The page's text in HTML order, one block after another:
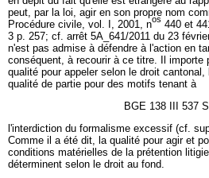
peut, par la loi, agir en son propre nom
Procédure civile, vol. I, 2001, nos 440 et
3 p. 257; cf. arrêt 5A_641/2011 du 23
n'est pas admise à défendre à l'action en
conséquent, à recourir à ce titre. Il importe
qualité pour appeler selon le droit
qualité de partie pour des motifs tenant à
BGE 138 III 537
l'interdiction du formalisme excessif (cf.
Comme il a été dit, la qualité pour agir et
conditions matérielles de la prétention
déterminent selon le droit au fond.